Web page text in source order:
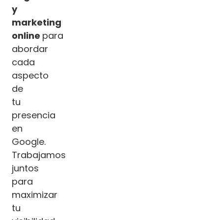
y
marketing
online para
abordar
cada
aspecto
de
tu
presencia
en
Google.
Trabajamos
juntos
para
maximizar
tu